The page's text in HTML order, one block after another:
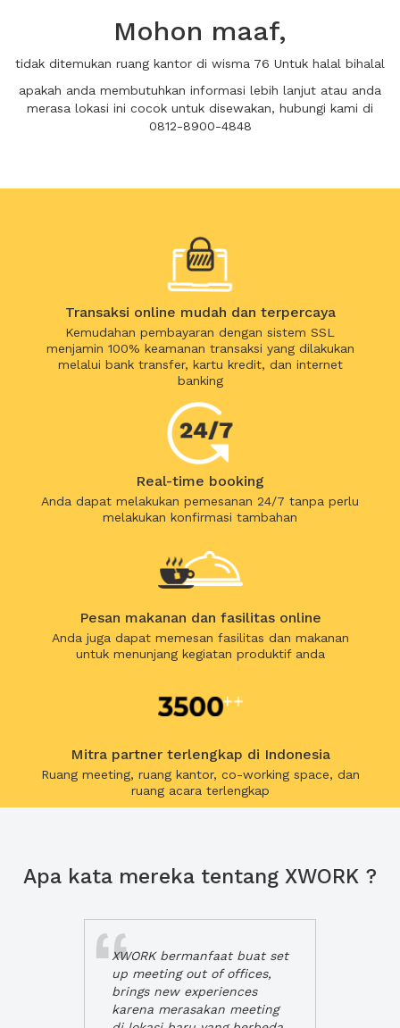
Mohon maaf,
tidak ditemukan ruang kantor di wisma 76 Untuk halal bihalal
apakah anda membutuhkan informasi lebih lanjut atau anda
merasa lokasi ini cocok untuk disewakan, hubungi kami di
0812-8900-4848
Transaksi online mudah dan terpercaya
Kemudahan pembayaran dengan sistem SSL
menjamin 100% keamanan transaksi yang dilakukan
melalui bank transfer, kartu kredit, dan internet
banking
Real-time booking
Anda dapat melakukan pemesanan 24/7 tanpa perlu
melakukan konfirmasi tambahan
Pesan makanan dan fasilitas online
Anda juga dapat memesan fasilitas dan makanan
untuk menunjang kegiatan produktif anda
Mitra partner terlengkap di Indonesia
Ruang meeting, ruang kantor, co-working space, dan
ruang acara terlengkap
Apa kata mereka tentang XWORK ?
XWORK bermanfaat buat set
up meeting out of offices,
brings new experiences
karena merasakan meeting